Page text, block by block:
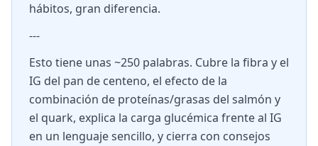
hábitos, gran diferencia.
---
Esto tiene unas ~250 palabras. Cubre la fibra y el
IG del pan de centeno, el efecto de la
combinación de proteínas/grasas del salmón y
el quark, explica la carga glucémica frente al IG
en un lenguaje sencillo, y cierra con consejos